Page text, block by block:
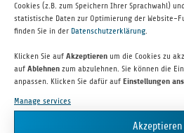
Cookies (z.B. zum Speichern Ihrer Sprachwahl)
statistische Daten zur Optimierung der Website-
finden Sie in der Datenschutzerklärung.
Klicken Sie auf Akzeptieren um die Cookies zu
auf Ablehnen zum abzulehnen. Sie können die
anpassen. Klicken Sie dafür auf Einstellungen
Manage services
Akzeptieren
piezosys­tem jena is a world leader in